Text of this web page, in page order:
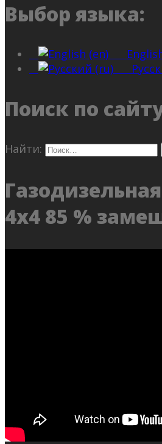
Выбор языка:
Поиск по
Найти:
4х4 85 %